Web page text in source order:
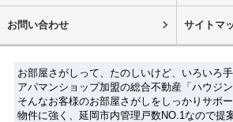
お問い合わせ サイトマ
お部屋さがしって、たのしいけど、いろいろ
アパマンショップ加盟の総合不動産「ハウジ
そんなお客様のお部屋さがしをしっかりサポ
物件に強く、延岡市内管理戸数NO.1なので提